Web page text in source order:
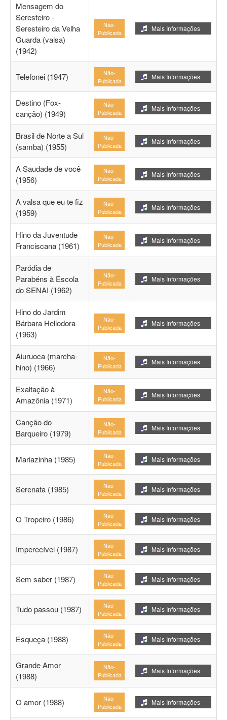
Mensagem do
Seresteiro -
Seresteiro da Velha
Guarda (valsa)
(1942)
Não-
Publicada
Mais Informações
Telefonei (1947)
Não-
Publicada
Mais Informações
Destino (Fox-
canção) (1949)
Não-
Publicada
Mais Informações
Brasil de Norte a Sul
(samba) (1955)
Não-
Publicada
Mais Informações
A Saudade de você
(1956)
Não-
Publicada
Mais Informações
A valsa que eu te fiz
(1959)
Não-
Publicada
Mais Informações
Hino da Juventude
Franciscana (1961)
Não-
Publicada
Mais Informações
Paródia de
Parabéns à Escola
do SENAI (1962)
Não-
Publicada
Mais Informações
Hino do Jardim
Bárbara Heliodora
(1963)
Não-
Publicada
Mais Informações
Aiuruoca (marcha-
hino) (1966)
Não-
Publicada
Mais Informações
Exaltação à
Amazônia (1971)
Não-
Publicada
Mais Informações
Canção do
Barqueiro (1979)
Não-
Publicada
Mais Informações
Mariazinha (1985)
Não-
Publicada
Mais Informações
Serenata (1985)
Não-
Publicada
Mais Informações
O Tropeiro (1986)
Não-
Publicada
Mais Informações
Imperecível (1987)
Não-
Publicada
Mais Informações
Sem saber (1987)
Não-
Publicada
Mais Informações
Tudo passou (1987)
Não-
Publicada
Mais Informações
Esqueça (1988)
Não-
Publicada
Mais Informações
Grande Amor
(1988)
Não-
Publicada
Mais Informações
O amor (1988)
Não-
Publicada
Mais Informações